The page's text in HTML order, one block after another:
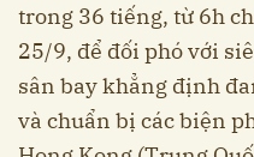
trong 36 tiếng, từ 6h
25/9, để đối phó với
sân bay khẳng định
và chuẩn bị các biện